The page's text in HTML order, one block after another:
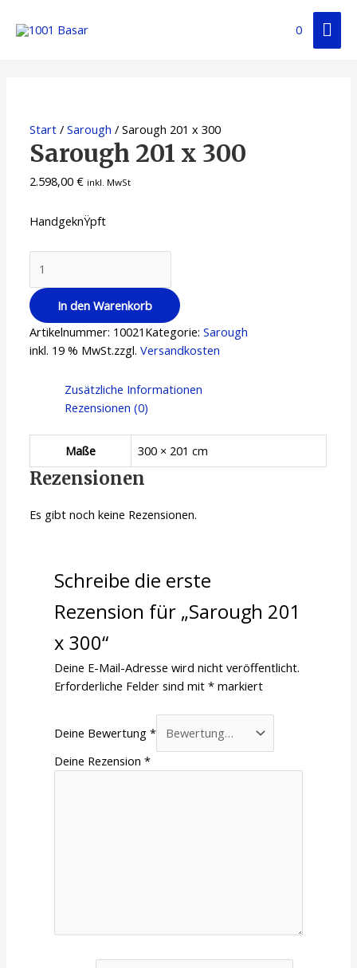
0
Start /Sarough / Sarough 201 x 300
Sarough 201 x 300
2.598,00€ inkl. MwSt
HandgeknŸpft
In den Warenkorb
Artikelnummer: 10021 Kategorie:Sarough
inkl. 19 % MwSt.zzgl.Versandkosten
Zusätzliche Informationen
Rezensionen (0)
Maße 300 × 201 cm
Rezensionen
Es gibt noch keine Rezensionen.
Schreibe die erste
Rezension für „Sarough 201
x 300“
Deine E-Mail-Adresse wird nicht veröffentlicht.
Erforderliche Felder sind mit* markiert
Deine Bewertung*
Deine Rezension*